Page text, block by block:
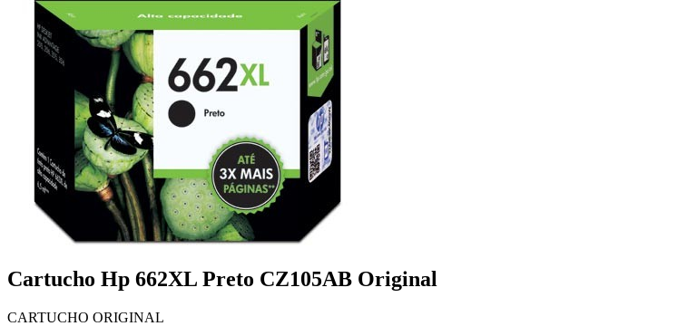
Cartucho Hp 662XL Preto CZ105AB Original
CARTUCHO ORIGINAL